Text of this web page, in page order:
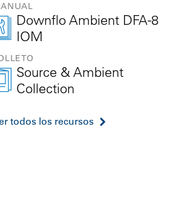
Downflo Ambient DFA-8
IOM
Source & Ambient
Collection
todos los recursos